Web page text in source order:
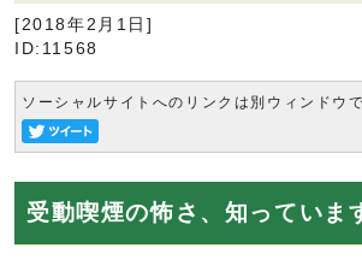
[2018年2月1日]
ID:11568
ソーシャルサイトへのリンクは別ウィンドウ
受動喫煙の怖さ、知っていま